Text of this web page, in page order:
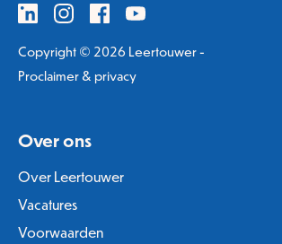
Copyright © 2026 Leertouwer -
Proclaimer & privacy
Over ons
Over Leertouwer
Vacatures
Voorwaarden